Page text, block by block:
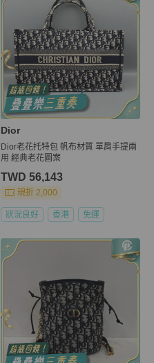
Dior
Dior老花托特包 帆布材質 單肩手提兩
用 經典老花圖案
TWD 56,143
現折 2,000
狀況良好 香港 免運